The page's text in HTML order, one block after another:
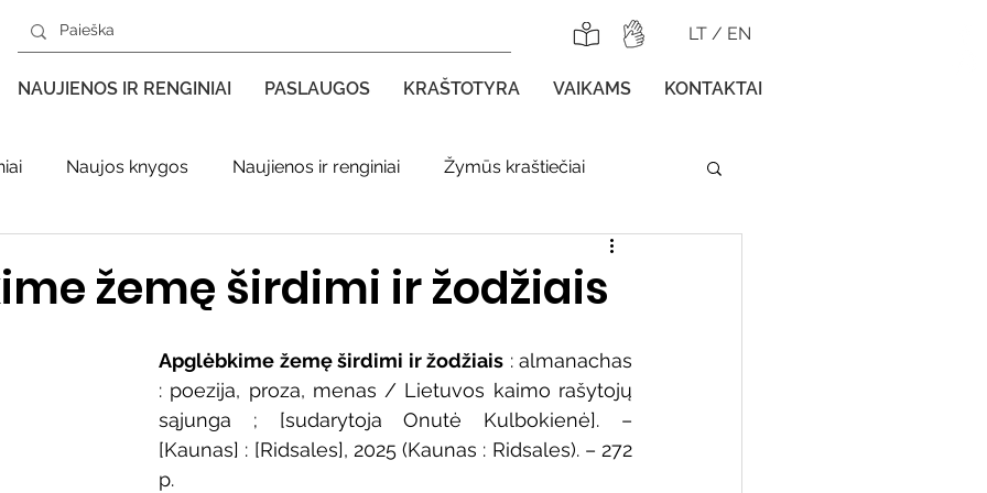
LT / EN
NAUJIENOS IR RENGINIAI PASLAUGOS KRAŠTOTYRA VAIKAMS KONTAKTAI
Naujos knygos Naujienos ir renginiai Žymūs kraštiečiai
Kilnojamos parodos
Literatų klubo veikla Naujos knygos vaikams
žemę širdimi ir žodžiais
Apglėbkime žemę širdimi ir žodžiais : almanachas
: poezija, proza, menas / Lietuvos kaimo rašytojų
sąjunga ; [sudarytoja Onutė Kulbokienė]. –
[Kaunas] : [Ridsales], 2025 (Kaunas : Ridsales). – 272
p.